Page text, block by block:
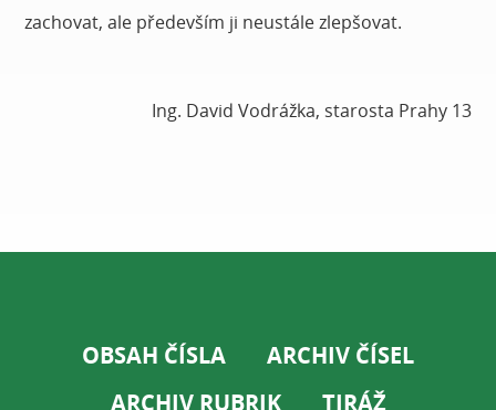
zachovat, ale především ji neustále zlepšovat.
Ing. David Vodrážka, starosta Prahy 13
OBSAH ČÍSLA
ARCHIV ČÍSEL
ARCHIV RUBRIK
TIRÁŽ